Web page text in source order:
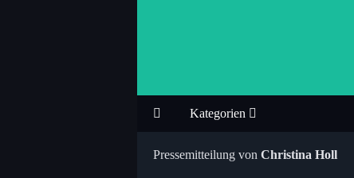
Kategorien
Pressemitteilung von Christina Holl